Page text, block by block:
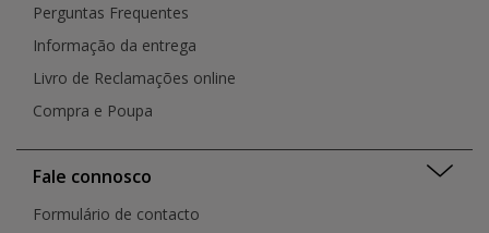
Vila Nova de Gaia
Vila Real
Rio de Mouro
Santa Cruz do Bispo
São João da Madeira
Senhora da Hora
Viana Do Castelo
Vila Nova de Gaia
Perguntas Frequentes
Informação da entrega
Livro de Reclamações online
Compra e Poupa
Fale connosco
Formulário de contacto